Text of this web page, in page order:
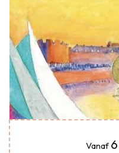
Vanaf 6